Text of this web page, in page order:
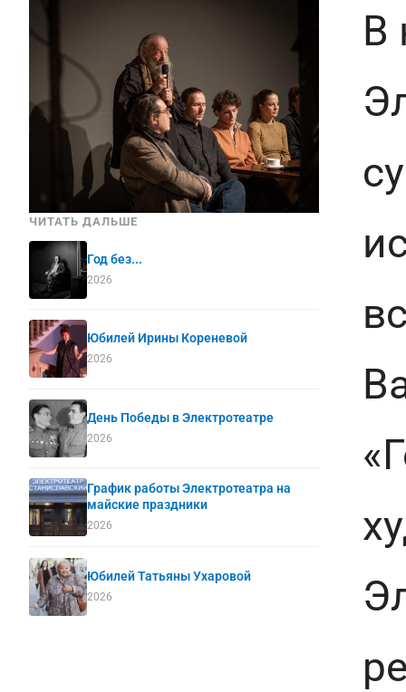
ЧИТАТЬ ДАЛЬШЕ
Год без...
2026
Юбилей Ирины Кореневой
2026
День Победы в Электротеатре
2026
График работы Электротеатра на
майские праздники
2026
Юбилей Татьяны Ухаровой
2026
В